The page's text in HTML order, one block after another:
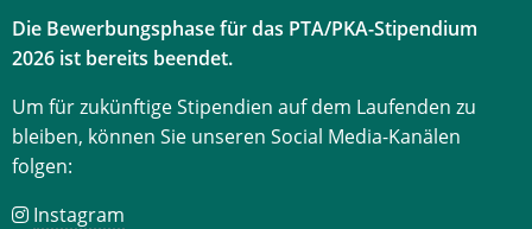
Die Bewerbungsphase für das PTA/PKA-Stipendium
2026 ist bereits beendet.
Um für zukünftige Stipendien auf dem Laufenden zu
bleiben, können Sie unseren Social Media-Kanälen
folgen:
Instagram